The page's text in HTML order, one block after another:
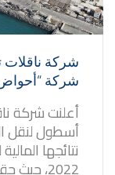
شركة ناقلات
شركة “أحواض
أعلنت شركة
أسطول لنقل